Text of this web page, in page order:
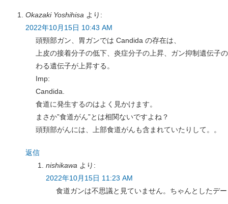
Okazaki Yoshihisa より:
2022年10月15日 10:43 AM
頭頸部ガン、胃ガンでは Candida の存在は、
上皮の接着分子の低下、炎症分子の上昇、ガン抑制遺伝子
わる遺伝子が上昇する。
Imp:
Candida.
食道に発生するのはよく見かけます。
まさか”食道がん”とは相関ないですよね？
頭頚部がんには、上部食道がんも含まれていたりして。。
返信
nishikawa より:
2022年10月15日 11:23 AM
食道ガンは不思議と見ていません。ちゃんとしたデ